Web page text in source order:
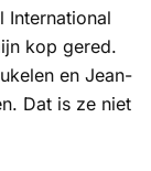
International
kop gered.
en Jean-
Dat is ze niet